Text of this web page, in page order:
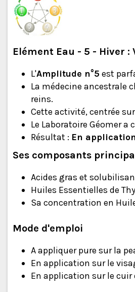
Elément Eau - 5 - Hiver :
L'Amplitude n°5 est
La médecine ancestrale
reins.
Cette activité, centrée
Le Laboratoire Géomer
Résultat : En
Ses composants
Acides gras et
Huiles Essentielles de
Sa concentration en
Mode d'emploi
A appliquer pure sur la
En application sur le
En application sur le cuir